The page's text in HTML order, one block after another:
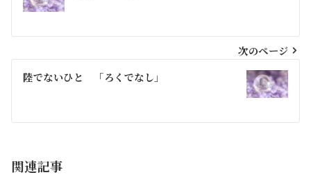
稿
ナ
ビ
ゲ
シ
ン
次のページ
陸でないひと 「ろくでなし」
関連記事